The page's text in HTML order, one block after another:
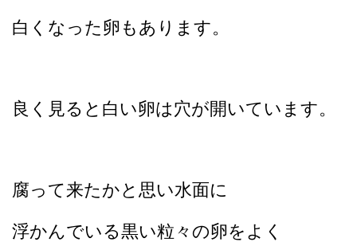
白くなった卵もあります。
良く見ると白い卵は穴が開いています。
腐って来たかと思い水面に
浮かんでいる黒い粒々の卵をよく